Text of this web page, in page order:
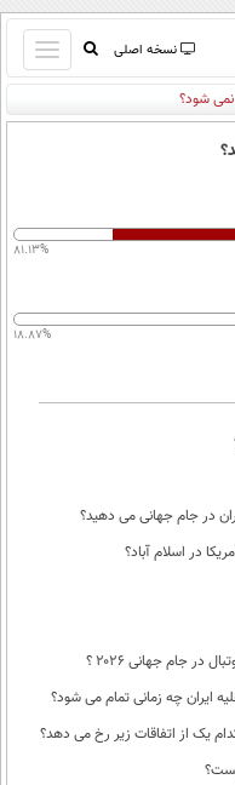
نسخه اصلی
باز
و
بسته
نمی شود؟
81.13%
18.87%
در جام جهانی می دهید؟
در اسلام آباد؟
جام جهانی ۲۰۲۶ ؟
ایران چه زمانی تمام می شود؟
یک از اتفاقات زیر رخ می دهد؟